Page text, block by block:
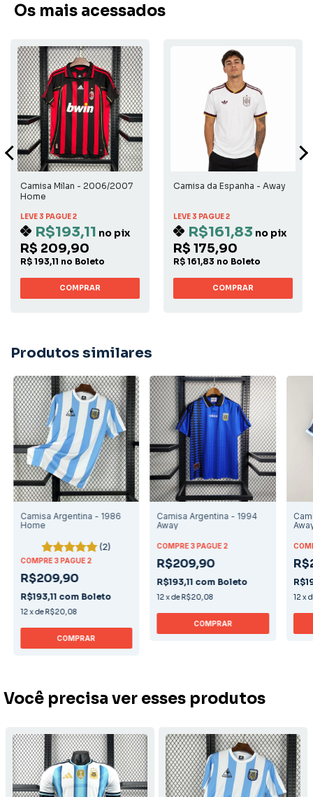
Os mais acessados
Camisa Milan - 2006/2007
Home
LEVE 3 PAGUE 2
R$193,11 no pix
R$ 209,90
R$ 193,11 no Boleto
COMPRAR
Camisa da Espanha - Away
LEVE 3 PAGUE 2
R$161,83 no pix
R$ 175,90
R$ 161,83 no Boleto
COMPRAR
Produtos similares
Camisa Argentina - 1986
Home
(2)
COMPRE 3 PAGUE 2
R$209,90
R$193,11 com Boleto
12xde R$20,08
COMPRAR
Camisa Argentina - 1994
Away
COMPRE 3 PAGUE 2
R$209,90
R$193,11 com Boleto
12xde R$20,08
COMPRAR
12 x
Você precisa ver esses produtos